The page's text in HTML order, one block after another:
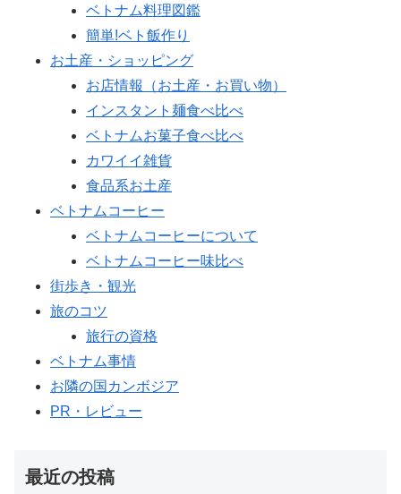
ベトナム料理図鑑
簡単!ベト飯作り
お土産・ショッピング
お店情報（お土産・お買い物）
インスタント麺食べ比べ
ベトナムお菓子食べ比べ
カワイイ雑貨
食品系お土産
ベトナムコーヒー
ベトナムコーヒーについて
ベトナムコーヒー味比べ
街歩き・観光
旅のコツ
旅行の資格
ベトナム事情
お隣の国カンボジア
PR・レビュー
最近の投稿